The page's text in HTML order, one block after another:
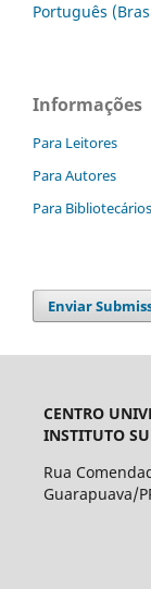
Português
Informações
Para Leitores
Para Autores
Para Bibliotecários
Enviar
CENTRO
INSTITUTO
Rua
Guarapuava/